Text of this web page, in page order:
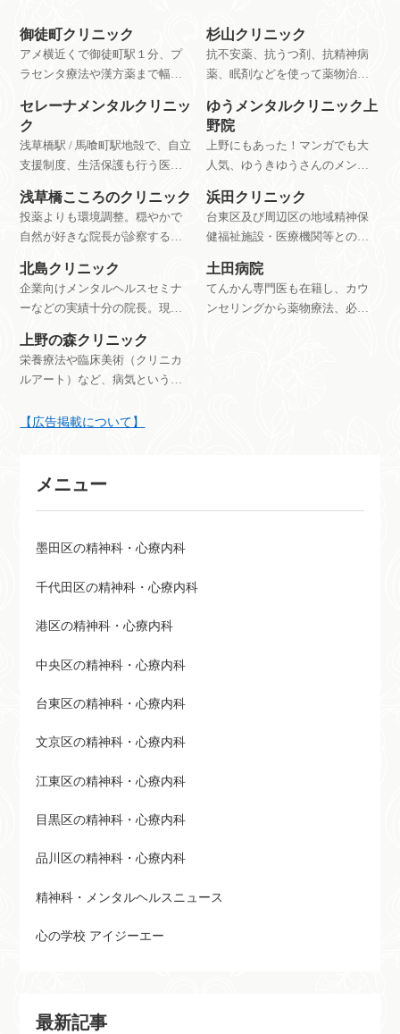
御徒町クリニック
アメ横近くで御徒町駅１分、プ
ラセンタ療法や漢方薬まで幅広
療内科。
杉山クリニック
抗不安薬、抗うつ剤、抗精神病
薬、眠剤などを使って薬物治療
やすい薬、危険な薬のむやみな
投薬をすすめないとのこと。
セレーナメンタルクリニッ
ク
浅草橋駅 / 馬喰町駅地殻で、自立
支援制度、生活保護も行う医療
ゆうメンタルクリニック上
野院
上野にもあった！マンガでも大
人気、ゆうきゆうさんのメンタ
も評判がいいことがわかります
ね。
浅草橋こころのクリニック
投薬よりも環境調整。穏やかで
自然が好きな院長が診察する、
タルクリニック。
浜田クリニック
台東区及び周辺区の地域精神保
健福祉施設・医療機関等との連
ます。
北島クリニック
企業向けメンタルヘルスセミナ
ーなどの実績十分の院長。現
公式HPを確認。
土田病院
てんかん専門医も在籍し、カウ
ンセリングから薬物療法、必要
上野の森クリニック
栄養療法や臨床美術（クリニカ
ルアート）など、病気というよ
行うクリニック。
【広告掲載について】
メニュー
墨田区の精神科・心療内科
千代田区の精神科・心療内科
港区の精神科・心療内科
中央区の精神科・心療内科
台東区の精神科・心療内科
文京区の精神科・心療内科
江東区の精神科・心療内科
目黒区の精神科・心療内科
品川区の精神科・心療内科
精神科・メンタルヘルスニュース
心の学校 アイジーエー
最新記事